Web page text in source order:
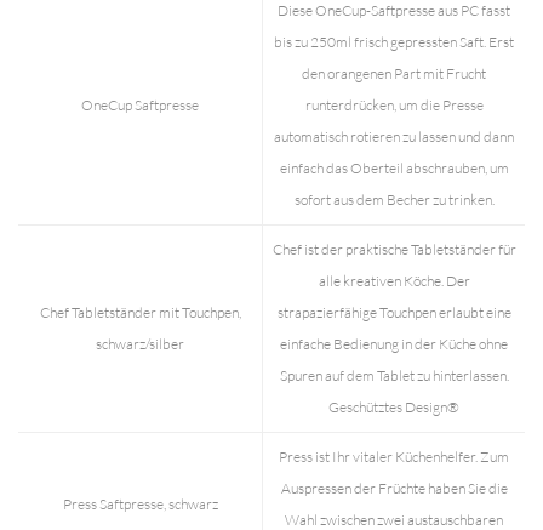
OneCup Saftpresse
Diese OneCup-Saftpresse aus PC fasst
bis zu 250ml frisch gepressten Saft. Erst
den orangenen Part mit Frucht
runterdrücken, um die Presse
automatisch rotieren zu lassen und dann
einfach das Oberteil abschrauben, um
sofort aus dem Becher zu trinken.
Chef Tabletständer mit Touchpen,
schwarz/silber
Chef ist der praktische Tabletständer für
alle kreativen Köche. Der
strapazierfähige Touchpen erlaubt eine
einfache Bedienung in der Küche ohne
Spuren auf dem Tablet zu hinterlassen.
Geschütztes Design®
Press Saftpresse, schwarz
Press ist Ihr vitaler Küchenhelfer. Zum
Auspressen der Früchte haben Sie die
Wahl zwischen zwei austauschbaren